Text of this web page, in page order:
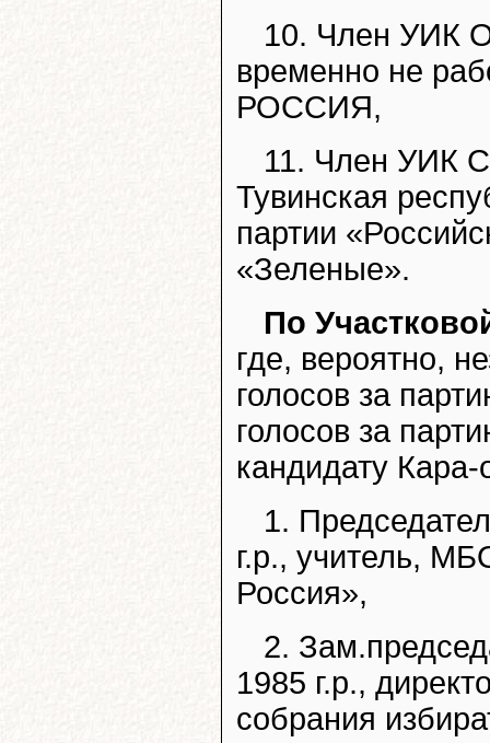
10. Член УИК
временно не
РОССИЯ,
11. Член УИК
Тувинская
партии
«Зеленые».
По
где, вероятно,
голосов за
голосов за
кандидату
1.
г.р., учитель,
Россия»,
2.
1985 г.р.,
собрания